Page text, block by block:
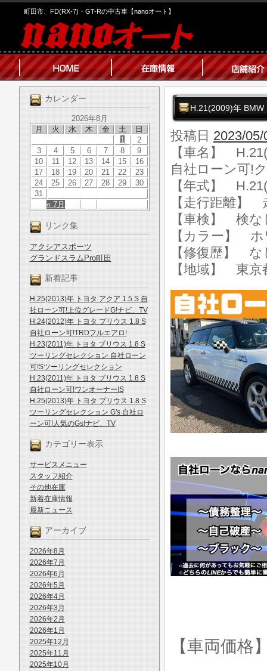
町田市、FD(RX-7)・GT-Rの中古車【nanoオート】
カレンダー
2026年8月
月
火 水 木 金 土 日
« 7月
1
2
3
4 5 6 7 8
9
10
11 12 13 14 15
16
17
18 19 20 21 22
23
24
25 26 27 28 29
30
31
リンク集
アクシアスポーツ
グランドスラムPro町田
新着記事
H.25(2013)年 トヨタ アクア 1.5 S 自
社ローン可!上位グレードG!ナビ、TV
H.24(2012)年 トヨタ プリウス 1.8 S
自社ローン可!TRDフルエアロ!
H.23(2011)年 トヨタ プリウス 1.8 S
ツーリングセレクション 自社ローン
可!Sツーリングセレクション
H.23(2011)年 トヨタ プリウス 1.8 S
自社ローン可!ワンオーナー!S
H.25(2013)年 トヨタ プリウス 1.8 S
ツーリングセレクション G's 自社ロ
ーン可!人気のGs!ナビ、TV
カテゴリー表示
サービスメニュー
スタッフ紹介
その他在庫
新着在庫情報
最新ニュース
アーカイブ
2026年8月
2026年7月
2026年6月
2026年5月
2026年4月
2026年3月
2026年2月
2026年1月
2025年12月
2025年11月
2025年10月
H.21(2009)年 BMW
投稿日 2023/05/
【車名】
自社ローン可!
【年式】
【走行距離】
【車検】 検な
【カラー】
【修復歴】 な
【地域】 東京
【車両価格